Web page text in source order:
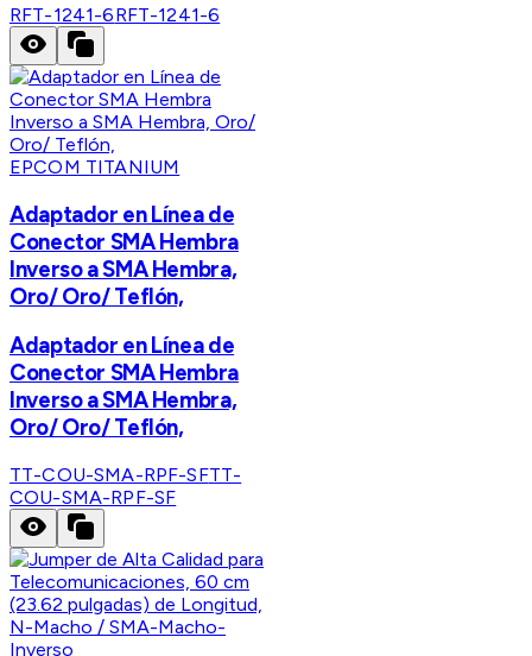
RFT-1241-6RFT-1241-6
EPCOM TITANIUM
Adaptador en Línea de
Conector SMA Hembra
Inverso a SMA Hembra,
Oro/ Oro/ Teflón,
Adaptador en Línea de
Conector SMA Hembra
Inverso a SMA Hembra,
Oro/ Oro/ Teflón,
TT-COU-SMA-RPF-SFTT-
COU-SMA-RPF-SF